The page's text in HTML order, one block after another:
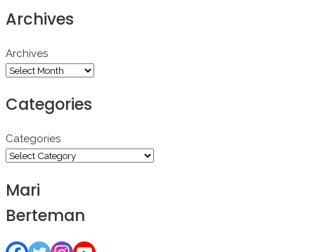
Archives
Archives
Categories
Categories
Mari
Berteman